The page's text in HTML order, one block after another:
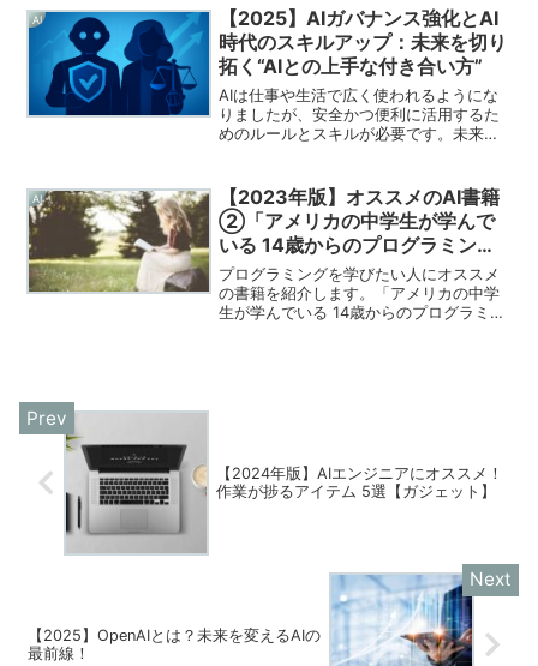
ますので、予算に合わせて選択してくだ
さい。これを機に、自分自身でAIの学習
をしてみてはいかがでしょうか。
AI
【2025】AIガバナンス強化とAI
時代のスキルアップ：未来を切り
拓く“AIとの上手な付き合い方”
AIは仕事や生活で広く使われるようにな
りましたが、安全かつ便利に活用するた
めのルールとスキルが必要です。未来を
は、AIガバナンスがどういったものか、
基礎を紹介します。
AI
【2023年版】オススメのAI書籍
②「アメリカの中学生が学んで
いる 14歳からのプログラミン
グ」
プログラミングを学びたい人にオススメ
の書籍を紹介します。「アメリカの中学
生が学んでいる 14歳からのプログラミン
【2024年版】AIエンジニアにオススメ！
作業が捗るアイテム 5選【ガジェット】
【2025】OpenAIとは？未来を変えるAIの
最前線！